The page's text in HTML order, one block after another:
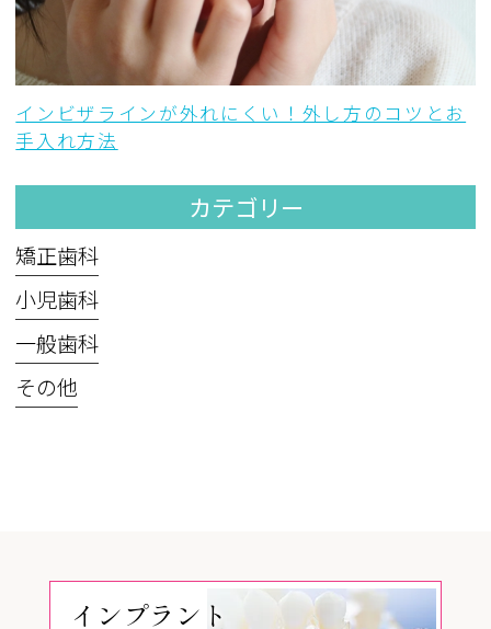
インビザラインが外れにくい！外し方のコツとお
手入れ方法
カテゴリー
矯正歯科
小児歯科
一般歯科
その他
インプラント